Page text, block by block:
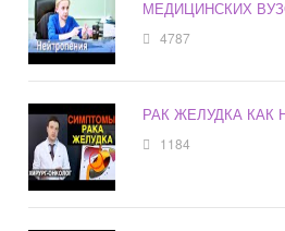
МЕДИЦИНСКИХ
4787
РАК ЖЕЛУДКА КАК
1184